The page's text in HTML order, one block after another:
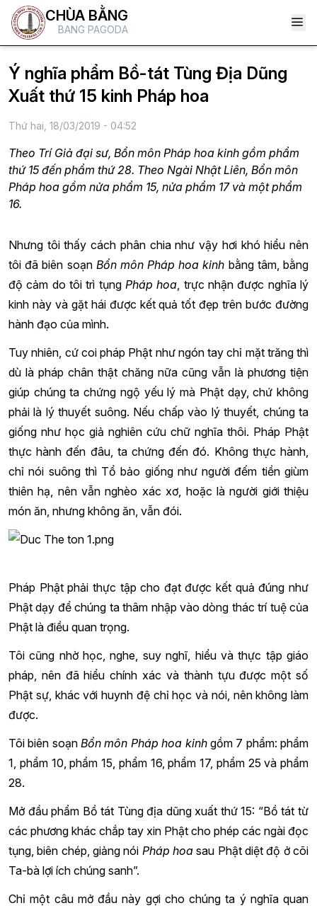
CHÙA BẰNG
BANG PAGODA
Ý nghĩa phẩm Bồ-tát Tùng Địa Dũng
Xuất thứ 15 kinh Pháp hoa
Thứ hai, 18/03/2019 - 04:52
Theo Trí Giả đại sư, Bổn môn Pháp hoa kinh gồm phẩm
thứ 15 đến phẩm thứ 28. Theo Ngài Nhật Liên, Bổn môn
Pháp hoa gồm nửa phẩm 15, nửa phẩm 17 và một phẩm
16.
Nhưng tôi thấy cách phân chia như vậy hơi khó hiểu nên
tôi đã biên soạn Bổn môn Pháp hoa kinh bằng tâm, bằng
độ cảm do tôi trì tụng Pháp hoa, trực nhận được nghĩa lý
kinh này và gặt hái được kết quả tốt đẹp trên bước đường
hành đạo của mình.
Tuy nhiên, cứ coi pháp Phật như ngón tay chỉ mặt trăng thì
dù là pháp chân thật chăng nữa cũng vẫn là phương tiện
giúp chúng ta chứng ngộ yếu lý mà Phật dạy, chứ không
phải là lý thuyết suông. Nếu chấp vào lý thuyết, chúng ta
giống như học giả nghiên cứu chữ nghĩa thôi. Pháp Phật
thực hành đến đâu, ta chứng đến đó. Không thực hành,
chỉ nói suông thì Tổ bảo giống như người đếm tiền giùm
thiên hạ, nên vẫn nghèo xác xơ, hoặc là người giới thiệu
món ăn, nhưng không ăn, vẫn đói.
Pháp Phật phải thực tập cho đạt được kết quả đúng như
Phật dạy để chúng ta thâm nhập vào dòng thác trí tuệ của
Phật là điều quan trọng.
Tôi cũng nhờ học, nghe, suy nghĩ, hiểu và thực tập giáo
pháp, nên đã hiểu chính xác và thành tựu được một số
Phật sự, khác với huynh đệ chỉ học và nói, nên không làm
được.
Tôi biên soạnBổn môn Pháp hoa kinhgồm 7 phẩm: phẩm
1, phẩm 10, phẩm 15, phẩm 16, phẩm 17, phẩm 25 và phẩm
28.
Mở đầu phẩm Bồ tát Tùng địa dũng xuất thứ 15: “Bồ tát từ
các phương khác chắp tay xin Phật cho phép các ngài đọc
tụng, biên chép, giảng nói Pháp hoa sau Phật diệt độ ở cõi
Ta-bà lợi ích chúng sanh”.
Chỉ một câu mở đầu này gợi cho chúng ta ý nghĩa quan